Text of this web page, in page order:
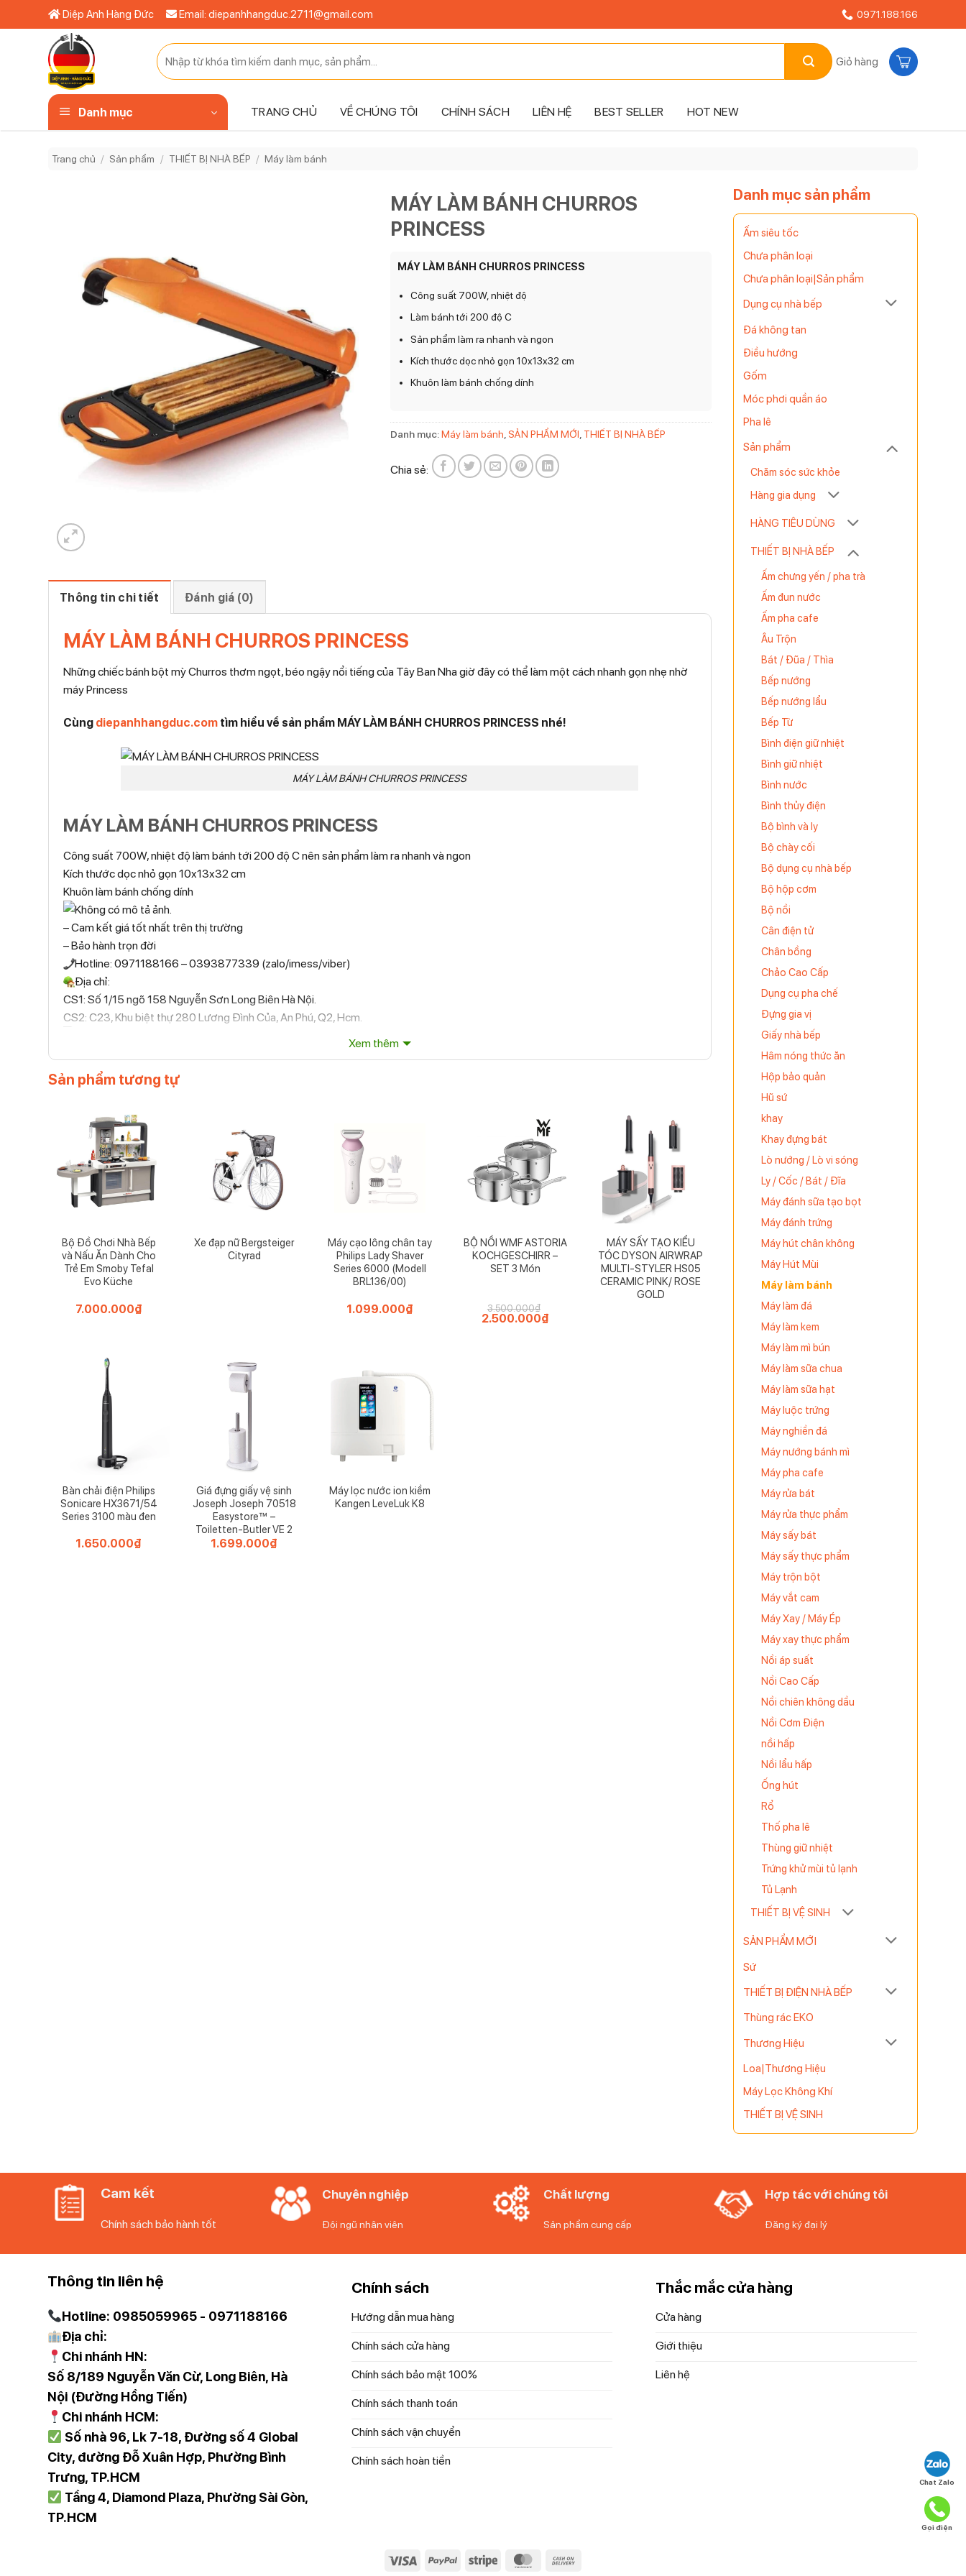
qua
Diệp Anh Hàng Đức Email: diepanhhangduc.2711@gmail.com 0971.188.166
Tìm
kiếm:
Giỏ hàng
Danh mục TRANG CHỦ VỀ CHÚNG TÔI CHÍNH SÁCH LIÊN HỆ BEST SELLER HOT NEW
Trang chủ / Sản phẩm / THIẾT BỊ NHÀ BẾP / Máy làm bánh
Danh mục sản phẩm
Ấm siêu tốc
Chưa phân loại
Chưa phân loại|Sản phẩm
Dụng cụ nhà bếp
Đá không tan
Điều hướng
Gốm
Móc phơi quần áo
Pha lê
Sản phẩm
Chăm sóc sức khỏe
Hàng gia dụng
HÀNG TIÊU DÙNG
THIẾT BỊ NHÀ BẾP
Ấm chưng yến / pha trà
Ấm đun nước
Ấm pha cafe
Âu Trộn
Bát / Đũa / Thìa
Bếp nướng
Bếp nướng lẩu
Bếp Từ
Bình điện giữ nhiệt
Bình giữ nhiệt
Bình nước
Bình thủy điện
Bộ bình và ly
Bộ chày cối
Bộ dụng cụ nhà bếp
Bộ hộp cơm
Bộ nồi
Cân điện tử
Chân bồng
Chảo Cao Cấp
Dụng cụ pha chế
Đựng gia vị
Giấy nhà bếp
Hâm nóng thức ăn
Hộp bảo quản
Hũ sứ
khay
Khay đựng bát
Lò nướng / Lò vi sóng
Ly / Cốc / Bát / Đĩa
Máy đánh sữa tạo bọt
Máy đánh trứng
Máy hút chân không
Máy Hút Mùi
Máy làm bánh
Máy làm đá
Máy làm kem
Máy làm mì bún
Máy làm sữa chua
Máy làm sữa hạt
Máy luộc trứng
Máy nghiền đá
Máy nướng bánh mì
Máy pha cafe
Máy rửa bát
Máy rửa thực phẩm
Máy sấy bát
Máy sấy thực phẩm
Máy trộn bột
Máy vắt cam
Máy Xay / Máy Ép
Máy xay thực phẩm
Nồi áp suất
Nồi Cao Cấp
Nồi chiên không dầu
Nồi Cơm Điện
nồi hấp
Nồi lẩu hấp
Ống hút
Rổ
Thố pha lê
Thùng giữ nhiệt
Trứng khử mùi tủ lạnh
Tủ Lạnh
THIẾT BỊ VỆ SINH
SẢN PHẨM MỚI
Sứ
THIẾT BỊ ĐIỆN NHÀ BẾP
Thùng rác EKO
Thương Hiệu
Loa|Thương Hiệu
Máy Lọc Không Khí
THIẾT BỊ VỆ SINH
MÁY LÀM BÁNH CHURROS
PRINCESS
MÁY LÀM BÁNH CHURROS PRINCESS
Công suất 700W, nhiệt độ
Làm bánh tới 200 độ C
Sản phẩm làm ra nhanh và ngon
Kích thước dọc nhỏ gọn 10x13x32 cm
Khuôn làm bánh chống dính
Danh mục:Máy làm bánh ,SẢN PHẨM MỚI THIẾT BỊ NHÀ BẾP
Chia sẻ:
Thông tin chi tiết Đánh giá (0)
MÁY LÀM BÁNH CHURROS PRINCESS
Những chiếc bánh bột mỳ Churros thơm ngọt, béo ngậy nổi tiếng của Tây Ban Nha giờ đây có thể làm một cách nhanh gọn nhẹ nhờ
máy Princess
Cùng diepanhhangduc.com tìm hiểu về sản phẩm MÁY LÀM BÁNH CHURROS PRINCESS nhé!
MÁY LÀM BÁNH CHURROS PRINCESS
MÁY LÀM BÁNH CHURROS PRINCESS
Công suất 700W, nhiệt độ làm bánh tới 200 độ C nên sản phẩm làm ra nhanh và ngon
Kích thước dọc nhỏ gọn 10x13x32 cm
Khuôn làm bánh chống dính
– Cam kết giá tốt nhất trên thị trường
– Bảo hành trọn đời
Hotline: 0971188166 – 0393877339 (zalo/imess/viber)
Địa chỉ:
CS1: Số 1/15 ngõ 158 Nguyễn Sơn Long Biên Hà Nội.
CS2: C23, Khu biệt thự 280 Lương Đình Của, An Phú, Q2, Hcm.
Trực tiếp qua Hotline 097 118 81 66 để được trải nghiệm và nhân viên hỗ trợ thông tin tốt nhất.
những cam kết 100% chất lượng
Xem thêm
Sản phẩm tương tự
Bộ Đồ Chơi Nhà Bếp
và Nấu Ăn Dành Cho
Trẻ Em Smoby Tefal
Evo Küche
7.000.000₫
Xe đạp nữ Bergsteiger
Cityrad
Máy cạo lông chân tay
Philips Lady Shaver
Series 6000 (Modell
BRL136/00)
1.099.000₫
BỘ NỒI WMF ASTORIA
KOCHGESCHIRR –
SET 3 Món
3.500.000₫
Giá
2.500.000₫Giá
MÁY SẤY TẠO KIỂU
TÓC DYSON AIRWRAP
MULTI-STYLER HS05
CERAMIC PINK/ ROSE
GOLD
Bàn chải điện Philips
Sonicare HX3671/54
Series 3100 màu đen
1.650.000₫
Giá đựng giấy vệ sinh
Joseph Joseph 70518
Easystore™ –
Toiletten-Butler VE 2
1.699.000₫
Máy lọc nước ion kiềm
Kangen LeveLuk K8
Cam kết
Chính sách bảo hành tốt
Chuyên nghiệp
Đội ngũ nhân viên
Chất lượng
Sản phẩm cung cấp
Hợp tác với chúng tôi
Đăng ký đại lý
Thông tin liên hệ
Hotline: 0985059965 - 0971188166
Địa chỉ:
Chi nhánh HN:
Số 8/189 Nguyễn Văn Cừ, Long Biên, Hà
Nội (Đường Hồng Tiến)
Chi nhánh HCM:
Số nhà 96, Lk 7-18, Đường số 4 Global
City, đường Đỗ Xuân Hợp, Phường Bình
Trưng, TP.HCM
Tầng 4, Diamond Plaza, Phường Sài Gòn,
TP.HCM
Chính sách
Hướng dẫn mua hàng
Chính sách cửa hàng
Chính sách bảo mật 100%
Chính sách thanh toán
Chính sách vận chuyển
Chính sách hoàn tiền
Thắc mắc cửa hàng
Cửa hàng
Giới thiệu
Liên hệ
Visa PayPal Stripe MasterCard
Chat Zalo
Gọi điện